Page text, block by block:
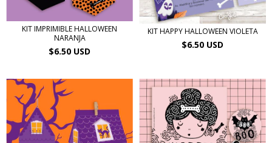
KIT IMPRIMIBLE HALLOWEEN
NARANJA
$6.50 USD
KIT HAPPY HALLOWEEN VIOLETA
$6.50 USD